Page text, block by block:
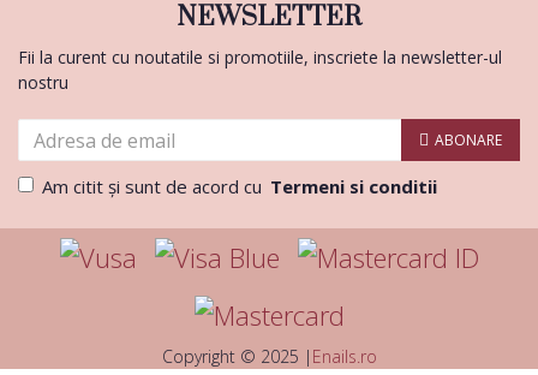
NEWSLETTER
Fii la curent cu noutatile si promotiile, inscriete la newsletter-ul
nostru
ABONARE
Am citit şi sunt de acord cu Termeni si conditii
Copyright © 2025 | Enails.ro